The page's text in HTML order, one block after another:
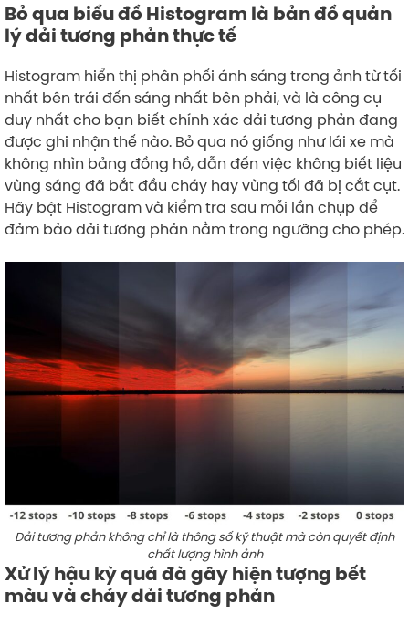
Bỏ qua biểu đồ Histogram là bản đồ quản
lý dải tương phản thực tế
Histogram hiển thị phân phối ánh sáng trong ảnh từ tối
nhất bên trái đến sáng nhất bên phải, và là công cụ
duy nhất cho bạn biết chính xác dải tương phản đang
được ghi nhận thế nào. Bỏ qua nó giống như lái xe mà
không nhìn bảng đồng hồ, dẫn đến việc không biết liệu
vùng sáng đã bắt đầu cháy hay vùng tối đã bị cắt cụt.
Hãy bật Histogram và kiểm tra sau mỗi lần chụp để
đảm bảo dải tương phản nằm trong ngưỡng cho phép.
Dải tương phản không chỉ là thông số kỹ thuật mà còn quyết định
chất lượng hình ảnh
Xử lý hậu kỳ quá đà gây hiện tượng bết
màu và cháy dải tương phản